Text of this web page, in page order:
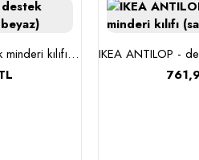
IKEA ANTILOP - destek minderi kılıfı (mavi-beyaz)